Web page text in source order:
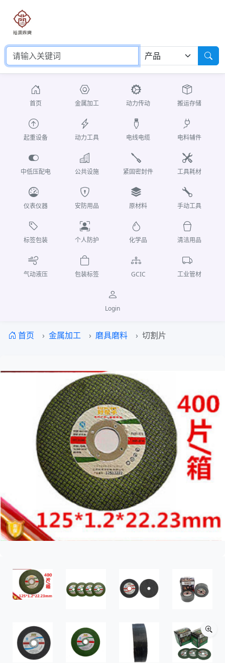
首页 金属加工 动力传动 搬运存储
起重设备 动力工具 电线电缆 电料辅件
中低压配电 公共设施 紧固密封件 工具耗材
仪表仪器 安防用品 原材料 手动工具
标签包装 个人防护 化学品 清洁用品
气动液压 包装标签 GCIC 工业管材
Login
首页 金属加工 磨具磨料 切割片